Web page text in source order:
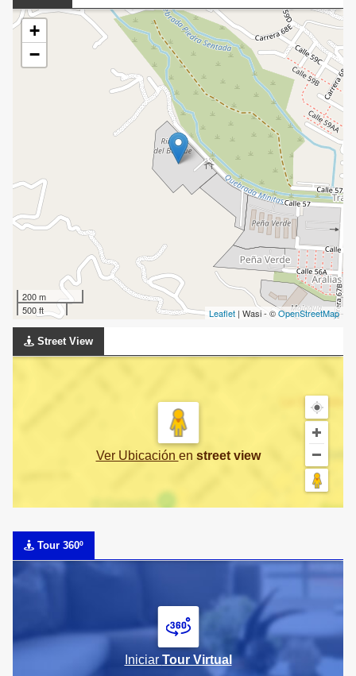
+
−
200 m
500 ft
Leaflet | Wasi - ©OpenStreetMap
Street View
Ver Ubicación en street view
Tour 360º
Iniciar Tour Virtual